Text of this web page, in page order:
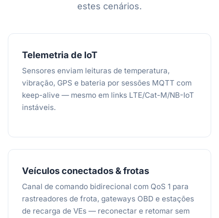
estes cenários.
Telemetria de IoT
Sensores enviam leituras de temperatura,
vibração, GPS e bateria por sessões MQTT com
keep-alive — mesmo em links LTE/Cat-M/NB-IoT
instáveis.
Veículos conectados & frotas
Canal de comando bidirecional com QoS 1 para
rastreadores de frota, gateways OBD e estações
de recarga de VEs — reconectar e retomar sem